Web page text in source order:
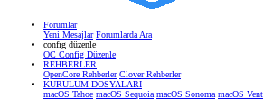
Forumlar
Yeni Mesajlar Forumlarda Ara
confıg düzenle
OC Config Düzenle
REHBERLER
OpenCore Rehberler Clover Rehberler
KURULUM DOSYALARI
macOS Tahoe macOS Sequoia macOS Sonoma macOS